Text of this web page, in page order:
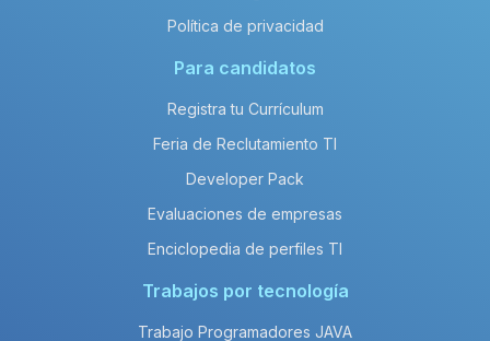
Política de privacidad
Para candidatos
Registra tu Currículum
Feria de Reclutamiento TI
Developer Pack
Evaluaciones de empresas
Enciclopedia de perfiles TI
Trabajos por tecnología
Trabajo Programadores JAVA